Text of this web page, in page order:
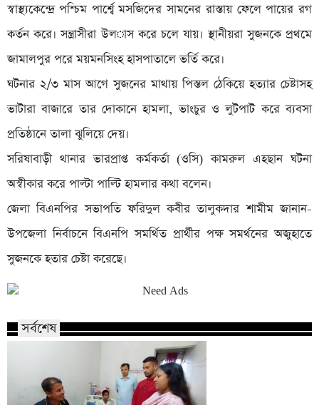
স্বাস্থ্যকেন্দ্রে পশ্চিম পার্শ্বে মসজিদের সামনের রাস্তায় ফেলে পায়ের রগ
কর্তন করে। সন্ত্রাসীরা উল­াস করে চলে যায়। স্থানীয়রা সুজনকে প্রথমে
জামালপুর পরে ময়মনসিংহ হাসপাতালে ভর্তি করে।
ঘটনার ২/৩ মাস আগে সুজনের মাথায় পিস্তল ঠেকিয়ে হত্যার চেষ্টাসহ
ভাটারা বাজারে তার দোকানে হামলা, ভাংচুর ও লুটপাট করে ব্যবসা
প্রতিষ্ঠানে তালা ঝুলিয়ে দেয়।
সরিষাবাড়ী থানার ভারপ্রাপ্ত কর্মকর্তা (ওসি) কামরুল এহছান ঘটনা
অস্বীকার করে পাল্টা পাল্টি হামলার কথা বলেন।
জেলা বিএনপির সভাপতি ফরিদুল কবীর তালুকদার শামীম জানান-
উপজেলা নির্বাচনে বিএনপি সমর্থিত প্রার্থীর পক্ষ সমর্থনের অজুহাতে
সুজনকে হতার চেষ্টা করেছে।
সর্বশেষ